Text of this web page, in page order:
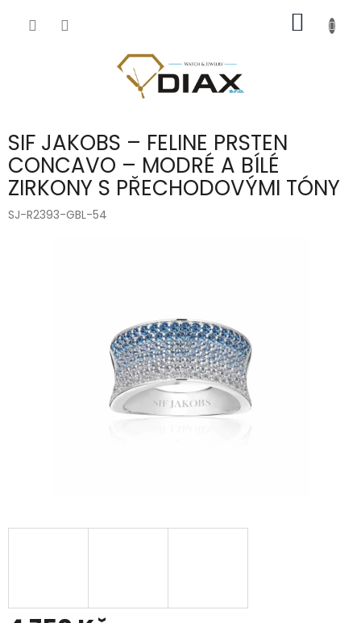
KOŠÍK
SIF JAKOBS – FELINE PRSTEN
CONCAVO – MODRÉ A BÍLÉ
ZIRKONY S PŘECHODOVÝMI TÓNY
SJ-R2393-GBL-54